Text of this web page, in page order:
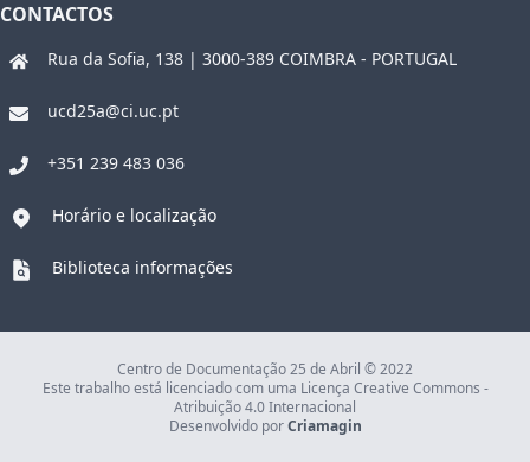
CONTACTOS
Rua da Sofia, 138 | 3000-389 COIMBRA - PORTUGAL
ucd25a@ci.uc.pt
+351 239 483 036
Horário e localização
Biblioteca informações
Centro de Documentação 25 de Abril © 2022
Este trabalho está licenciado com uma Licença Creative Commons -
Atribuição 4.0 Internacional
Desenvolvido por Criamagin